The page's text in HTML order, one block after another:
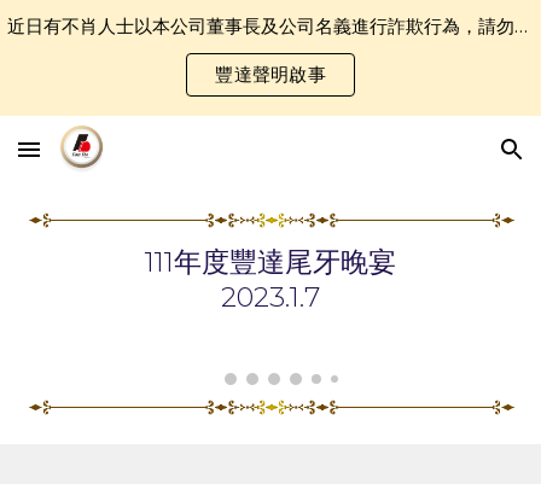
近日有不肖人士以本公司董事長及公司名義進行詐欺行為，請勿誤認受騙．
豐達聲明啟事
111年度豐達尾牙晚宴
2023.1.7